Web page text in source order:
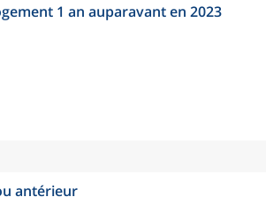
1 an auparavant en 2023
antérieur